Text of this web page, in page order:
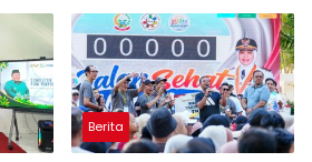
Berita